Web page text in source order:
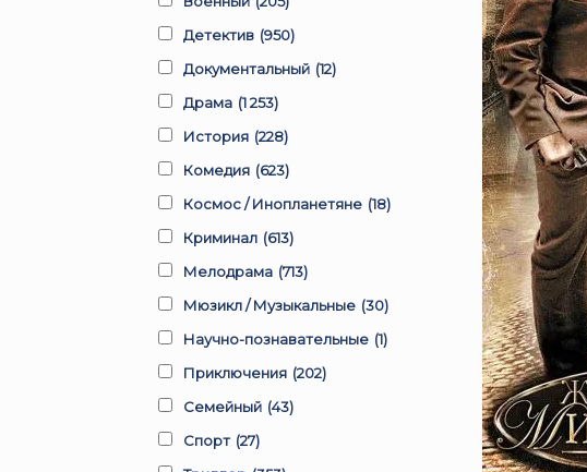
Детектив (950)
Документальный (12)
Драма (1 253)
История (228)
Комедия (623)
Космос / Инопланетяне (18)
Криминал (613)
Мелодрама (713)
Мюзикл / Музыкальные (30)
Научно-познавательные (1)
Приключения (202)
Семейный (43)
Спорт (27)